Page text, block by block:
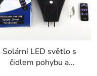
Solární LED světlo s
čidlem pohybu a